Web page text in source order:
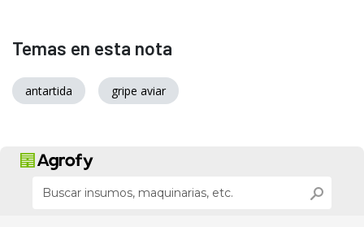
Temas en esta nota
antartida gripe aviar